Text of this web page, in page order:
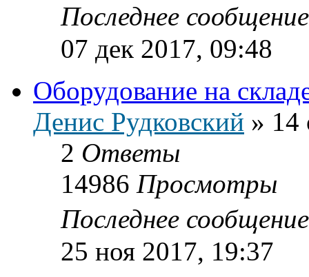
Последнее
07 дек 2017, 09:48
Оборудование на
Денис Рудковский » 14
2 Ответы
14986 Просмотры
Последнее
25 ноя 2017, 19:37